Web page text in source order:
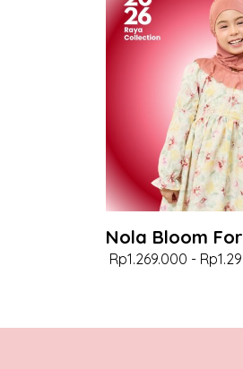
Nola Bloom
Rp1.269.000 -